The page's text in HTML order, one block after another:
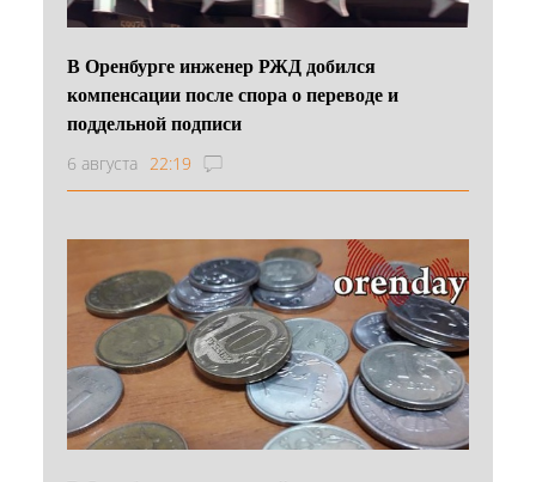
В Оренбурге инженер РЖД добился
компенсации после спора о переводе и
поддельной подписи
6 августа 22:19